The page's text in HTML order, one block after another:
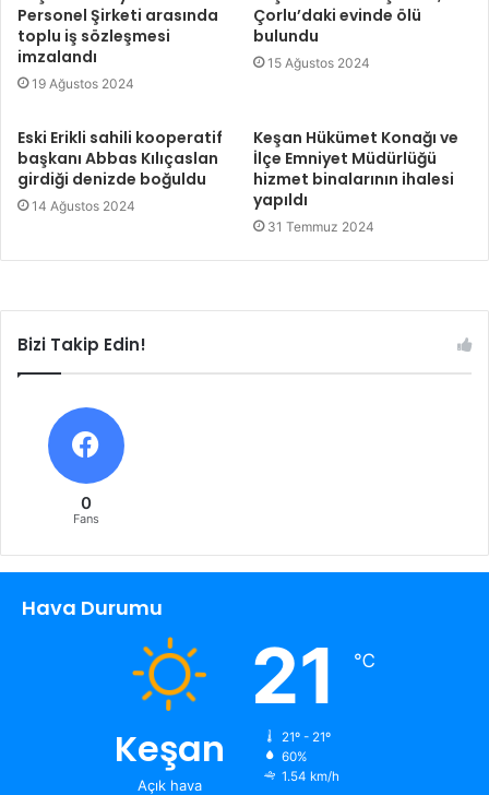
Personel Şirketi arasında
toplu iş sözleşmesi
imzalandı
19 Ağustos 2024
Çorlu’daki evinde ölü
bulundu
15 Ağustos 2024
Eski Erikli sahili kooperatif
başkanı Abbas Kılıçaslan
girdiği denizde boğuldu
14 Ağustos 2024
Keşan Hükümet Konağı ve
İlçe Emniyet Müdürlüğü
hizmet binalarının ihalesi
yapıldı
31 Temmuz 2024
Bizi Takip Edin!
0
Fans
Hava Durumu
Keşan
Açık hava
21 ℃
21º - 21º
60%
1.54 km/h